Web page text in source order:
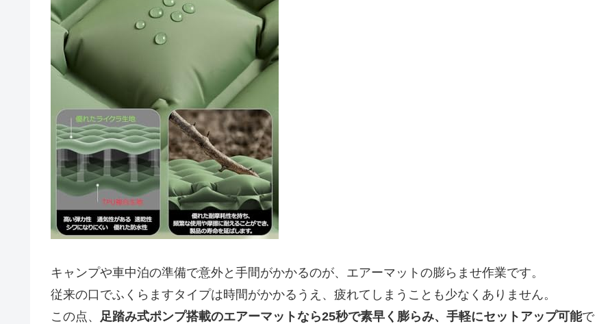
キャンプや車中泊の準備で意外と手間がかかるのが、エアーマットの膨らませ作業です。
従来の口でふくらますタイプは時間がかかるうえ、疲れてしまうことも少なくありません。
この点、 足踏み式ポンプ搭載のエアーマットなら25秒で素早く膨らみ、手軽にセットアップ可能で